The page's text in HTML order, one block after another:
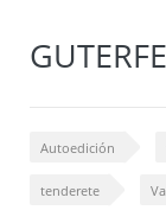
Autoedición
tenderete